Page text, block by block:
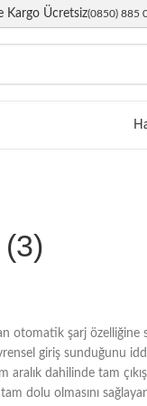
Kargo Ücretsiz(0850) 885
otomatik şarj özelliğine
giriş sunduğunu
dahilinde tam
dolu olmasını